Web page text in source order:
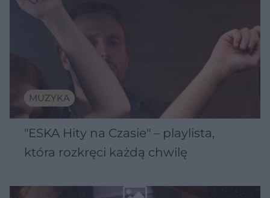
MUZYKA
"ESKA Hity na Czasie" – playlista,
która rozkręci każdą chwilę